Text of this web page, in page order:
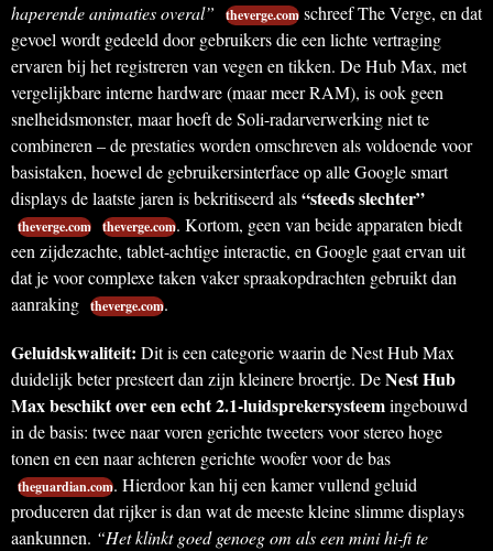
haperende animaties overal”
theverge.com schreef The Verge, en dat
gevoel wordt gedeeld door gebruikers die een lichte vertraging
ervaren bij het registreren van vegen en tikken. De Hub Max, met
vergelijkbare interne hardware (maar meer RAM), is ook geen
snelheidsmonster, maar hoeft de Soli-radarverwerking niet te
combineren – de prestaties worden omschreven als voldoende voor
basistaken, hoewel de gebruikersinterface op alle Google smart
displays de laatste jaren is bekritiseerd als“steeds slechter”
theverge.com theverge.com. Kortom, geen van beide apparaten biedt
een zijdezachte, tablet-achtige interactie, en Google gaat ervan uit
dat je voor complexe taken vaker spraakopdrachten gebruikt dan
aanraking theverge.com.
Geluidskwaliteit: Dit is een categorie waarin de Nest Hub Max
duidelijk beter presteert dan zijn kleinere broertje. DeNest Hub
Max beschikt over een echt 2.1-luidsprekersysteemingebouwd
in de basis: twee naar voren gerichte tweeters voor stereo hoge
tonen en een naar achteren gerichte woofer voor de bas
theguardian.com. Hierdoor kan hij een kamer vullend geluid
produceren dat rijker is dan wat de meeste kleine slimme displays
aankunnen. “Het klinkt goed genoeg om als een mini hi-fi te